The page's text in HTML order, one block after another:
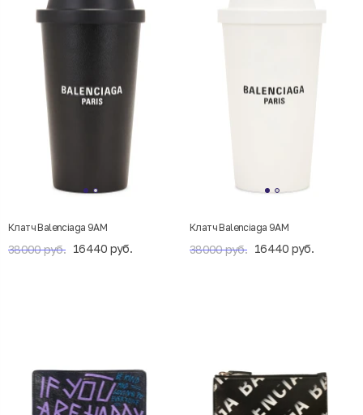
Клатч Balenciaga 9AM
38000 руб. 16440 руб.
Клатч Balenciaga 9AM
38000 руб. 16440 руб.